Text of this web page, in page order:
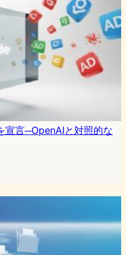
言─OpenAIと対照的な